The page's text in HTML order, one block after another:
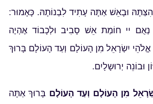
וּבָאֵשׁ אַתָּה עָתִיד לִבְנוֹתָהּ. כָּאָמוּר:
נְאֻם יי חוֹמַת אֵשׁ סָבִיב וּלְכָבוֹד אֶהְיֶה
אֱלֹהֵי יִשְׂרָאֵל מִן הָעוֹלָם וְעַד הָעוֹלָם בָּרוּךְ
וּבוֹנֵה יְרוּשָלָיִם.
מִן הָעוֹלָם וְעַד הָעוֹלָם בָּרוּךְ אַתָּה